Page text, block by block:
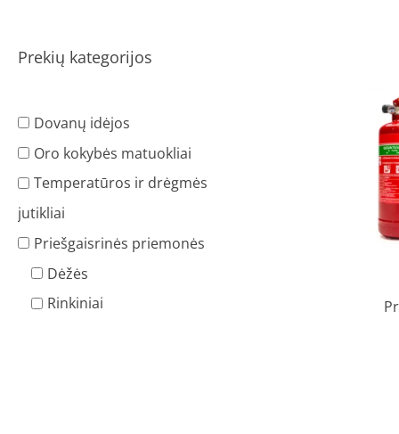
Prekių kategorijos
Dovanų idėjos
Oro kokybės matuokliai
Temperatūros ir drėgmės
jutikliai
Priešgaisrinės priemonės
Dėžės
Rinkiniai